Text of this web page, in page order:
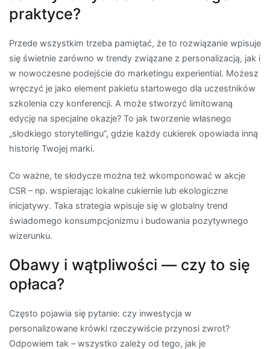
praktyce?
Przede wszystkim trzeba pamiętać, że to rozwiązanie wpisuje
się świetnie zarówno w trendy związane z personalizacją, jak i
w nowoczesne podejście do marketingu experiential. Możesz
wręczyć je jako element pakietu startowego dla uczestników
szkolenia czy konferencji. A może stworzyć limitowaną
edycję na specjalne okazje? To jak tworzenie własnego
„słodkiego storytellingu”, gdzie każdy cukierek opowiada inną
historię Twojej marki.
Co ważne, te słodycze można też wkomponować w akcje
CSR – np. wspierając lokalne cukiernie lub ekologiczne
inicjatywy. Taka strategia wpisuje się w globalny trend
świadomego konsumpcjonizmu i budowania pozytywnego
wizerunku.
Obawy i wątpliwości — czy to się
opłaca?
Często pojawia się pytanie: czy inwestycja w
personalizowane krówki rzeczywiście przynosi zwrot?
Odpowiem tak – wszystko zależy od tego, jak je